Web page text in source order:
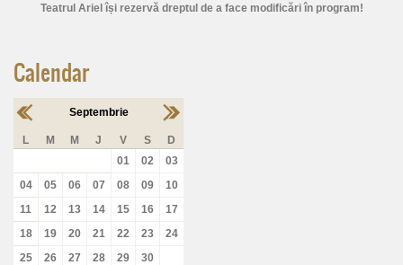
Calendar
Septembrie
L M M J V S
D
01
02
03
04
05 06 07 08 09
10
11
12 13 14 15 16
17
18
19 20 21 22 23
24
25
26 27 28 29 30
Teatrul Ariel își rezervă dreptul de a face modificări în program!